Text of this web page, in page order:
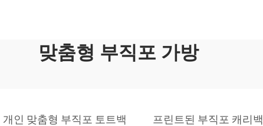
맞춤형 부직포 가방
개인 맞춤형 부직포 토트백 프린트된 부직포 캐리백